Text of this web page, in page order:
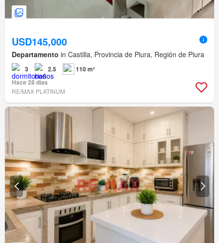
USD145,000
Departamento in Castilla, Provincia de Piura, Región de Piura
3 2.5
110 m²
Hace 28 días
RE/MAX PLATINUM